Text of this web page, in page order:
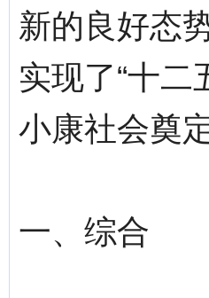
新的良好态
实现了“十二
小康社会奠
一、综合